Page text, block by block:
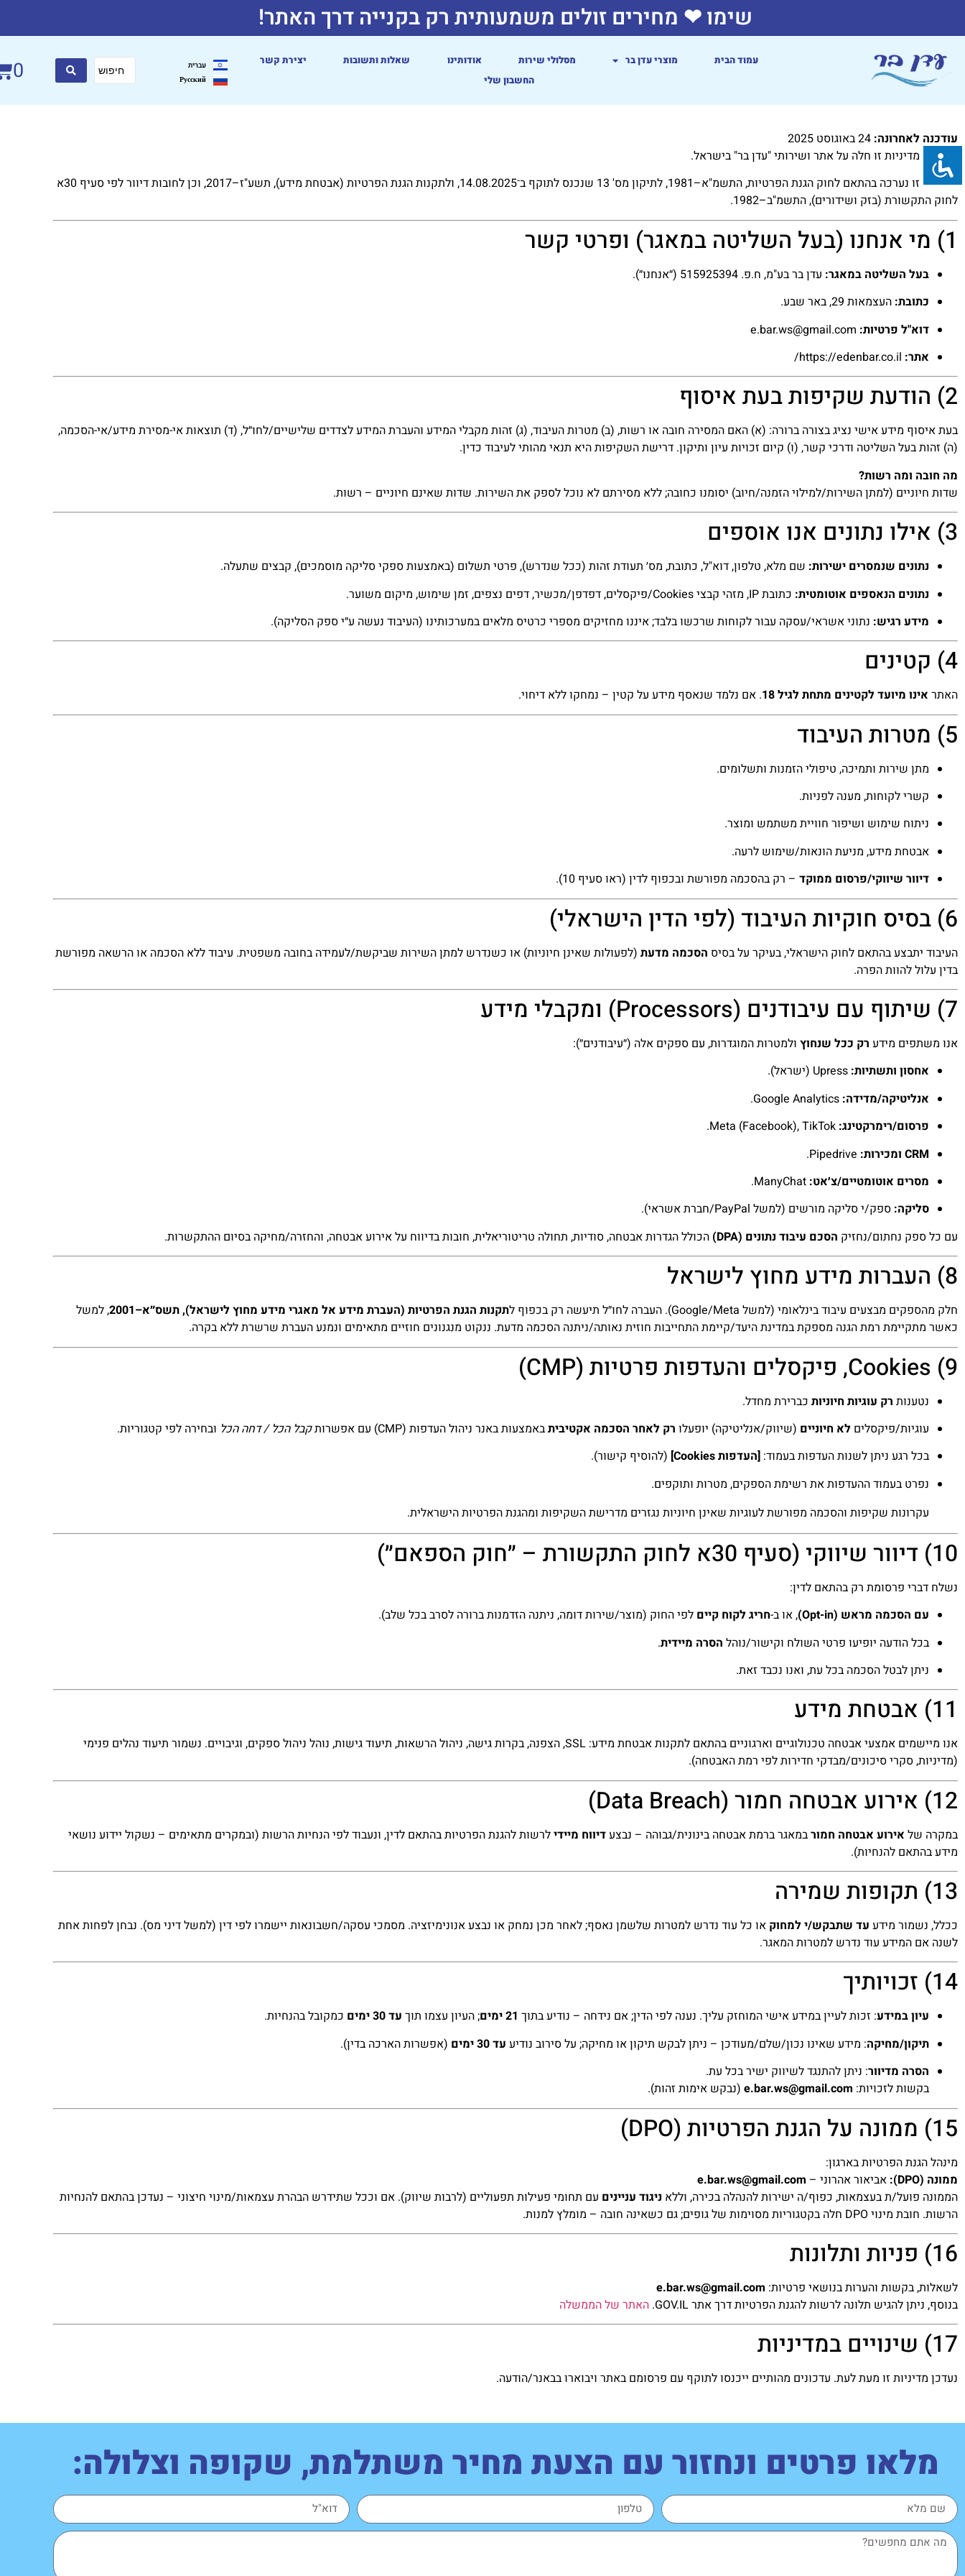
שימו ❤ מחירים זולים משמעותית רק בקנייה דרך האתר!
עמוד הבית מוצרי עדן בר מסלולי שירות אודותינו שאלות ותשובות
יצירת קשר
החשבון שלי
עברית
Русский
0
עודכנה לאחרונה:
תחולה:
מדיניות זו חלה על אתר ושירותי "עדן בר" בישראל.
מדיניות זו נערכה בהתאם לחוק הגנת הפרטיות, התשמ"א–1981, לתיקון מס' 13 שנכנס לתוקף ב־14.08.2025, ולתקנות הגנת הפרטיות (אבטחת מידע), תשע"ז–2017, וכן לחובות דיוור לפי סעיף 30א
לחוק התקשורת (בזק ושידורים), התשמ"ב–1982.
1) מי אנחנו (בעל השליטה במאגר) ופרטי קשר
בעל השליטה במאגר: עדן בר בע"מ, ח.פ. 515925394 (״אנחנו״).
כתובת: העצמאות 29, באר שבע.
דוא"ל פרטיות: e.bar.ws@gmail.com
אתר:
2) הודעת שקיפות בעת איסוף
בעת איסוף מידע אישי נציג בצורה ברורה: (א) האם המסירה חובה או רשות, (ב) מטרות העיבוד, (ג) זהות מקבלי המידע והעברת המידע לצדדים שלישיים/לחו״ל, (ד) תוצאות אי-מסירת מידע/אי-הסכמה,
(ה) זהות בעל השליטה ודרכי קשר, (ו) קיום זכויות עיון ותיקון. דרישת השקיפות היא תנאי מהותי לעיבוד כדין.
מה חובה ומה רשות?
שדות חיוניים (למתן השירות/למילוי הזמנה/חיוב) יסומנו כחובה; ללא מסירתם לא נוכל לספק את השירות. שדות שאינם חיוניים – רשות.
3) אילו נתונים אנו אוספים
נתונים שנמסרים ישירות: שם מלא, טלפון, דוא"ל, כתובת, מס׳ תעודת זהות (ככל שנדרש), פרטי תשלום (באמצעות ספקי סליקה מוסמכים), קבצים שתעלה.
נתונים הנאספים אוטומטית: כתובת IP, מזהי קבצי Cookies/פיקסלים, דפדפן/מכשיר, דפים נצפים, זמן שימוש, מיקום משוער.
מידע רגיש: נתוני אשראי/עסקה עבור לקוחות שרכשו בלבד; איננו מחזיקים מספרי כרטיס מלאים במערכותינו (העיבוד נעשה ע״י ספק הסליקה).
4) קטינים
האתר אינו מיועד לקטינים מתחת לגיל 18 . אם נלמד שנאסף מידע על קטין – נמחקו ללא דיחוי.
5) מטרות העיבוד
מתן שירות ותמיכה, טיפולי הזמנות ותשלומים.
קשרי לקוחות, מענה לפניות.
ניתוח שימוש ושיפור חוויית משתמש ומוצר.
אבטחת מידע, מניעת הונאות/שימוש לרעה.
דיוור שיווקי/פרסום ממוקד – רק בהסכמה מפורשת ובכפוף לדין (ראו סעיף 10).
6) בסיס חוקיות העיבוד (לפי הדין הישראלי)
העיבוד יתבצע בהתאם לחוק הישראלי, בעיקר על בסיס הסכמה מדעת (לפעולות שאינן חיוניות) או כשנדרש למתן השירות שביקשת/לעמידה בחובה משפטית. עיבוד ללא הסכמה או הרשאה מפורשת
בדין עלול להוות הפרה.
7) שיתוף עם עיבודנים (Processors) ומקבלי מידע
אנו משתפים מידע רק ככל שנחוץ ולמטרות המוגדרות, עם ספקים אלה (״עיבודנים״):
אחסון ותשתיות:
אנליטיקה/מדידה:
פרסום/רימרקטינג:
CRM ומכירות:
מסרים אוטומטיים/צ׳אט:
סליקה: ספק/י סליקה מורשים (למשל PayPal/חברת אשראי).
עם כל ספק נחתום/נחזיק הסכם עיבוד נתונים (DPA) הכולל הגדרות אבטחה, סודיות, תחולה טריטוריאלית, חובות בדיווח על אירוע אבטחה, והחזרה/מחיקה בסיום ההתקשרות.
8) העברות מידע מחוץ לישראל
חלק מהספקים מבצעים עיבוד בינלאומי (למשל Google/Meta). העברה לחו״ל תיעשה רק בכפוף ל תקנות הגנת הפרטיות (העברת מידע אל מאגרי מידע מחוץ לישראל), תשס״א–2001
, למשל
כאשר מתקיימת רמת הגנה מספקת במדינת היעד/קיימת התחייבות חוזית נאותה/ניתנה הסכמה מדעת. ננקוט מנגנונים חוזיים מתאימים ונמנע העברת שרשרת ללא בקרה.
9) Cookies, פיקסלים והעדפות פרטיות (CMP)
נטענות רק עוגיות חיוניות כברירת מחדל.
עוגיות/פיקסלים לא חיוניים (שיווק/אנליטיקה) יופעלו רק לאחר הסכמה אקטיביתבאמצעות באנר ניהול העדפות (CMP) עם אפשרות קבל הכל / דחה הכל ובחירה לפי קטגוריות.
בכל רגע ניתן לשנות העדפות בעמוד: [העדפות Cookies]
(להוסיף קישור).
נפרט בעמוד ההעדפות את רשימת הספקים, מטרות ותוקפים.
עקרונות שקיפות והסכמה מפורשת לעוגיות שאינן חיוניות נגזרים מדרישת השקיפות ומהגנת הפרטיות הישראלית.
10) דיוור שיווקי (סעיף 30א לחוק התקשורת – ״חוק הספאם״)
נשלח דברי פרסומת רק בהתאם לדין:
עם הסכמה מראש (Opt-in)
, או ב-חריג לקוח קיים לפי החוק (מוצר/שירות דומה, ניתנה הזדמנות ברורה לסרב בכל שלב).
בכל הודעה יופיעו פרטי השולח וקישור/נוהל הסרה מיידית.
ניתן לבטל הסכמה בכל עת, ואנו נכבד זאת.
11) אבטחת מידע
אנו מיישמים אמצעי אבטחה טכנולוגיים וארגוניים בהתאם לתקנות אבטחת מידע: SSL, הצפנה, בקרות גישה, ניהול הרשאות, תיעוד גישות, נוהל ניהול ספקים, וגיבויים. נשמור תיעוד נהלים פנימי
(מדיניות, סקרי סיכונים/מבדקי חדירות לפי רמת האבטחה).
12) אירוע אבטחה חמור (Data Breach)
במקרה של אירוע אבטחה חמורבמאגר ברמת אבטחה בינונית/גבוהה – נבצעדיווח מיידילרשות להגנת הפרטיות בהתאם לדין, ונעבוד לפי הנחיות הרשות (ובמקרים מתאימים – נשקול יידוע נושאי
מידע בהתאם להנחיות).
13) תקופות שמירה
ככלל, נשמור מידע עד שתבקש/י למחוק או כל עוד נדרש למטרות שלשמן נאסף; לאחר מכן נמחק או נבצע אנונימיזציה. מסמכי עסקה/חשבונאות יישמרו לפי דין (למשל דיני מס). נבחן לפחות אחת
לשנה אם המידע עוד נדרש למטרות המאגר.
14) זכויותיך
עיון במידע: זכות לעיין במידע אישי המוחזק עליך. נענה לפי הדין; אם נידחה – נודיע בתוך 21 ימים ; העיון עצמו תוך עד 30 ימים
כמקובל בהנחיות.
תיקון/מחיקה: מידע שאינו נכון/שלם/מעודכן – ניתן לבקש תיקון או מחיקה; על סירוב נודיע עד 30 ימים
(אפשרות הארכה בדין).
הסרה מדיוור: ניתן להתנגד לשיווק ישיר בכל עת.
בקשות לזכויות: e.bar.ws@gmail.com (נבקש אימות זהות).
15) ממונה על הגנת הפרטיות (DPO)
מינהל הגנת הפרטיות בארגון:
ממונה (DPO):
אביאור אהרוני – e.bar.ws@gmail.com
הממונה פועל/ת בעצמאות, כפוף/ה ישירות להנהלה בכירה, וללא ניגוד עניינים עם תחומי פעילות תפעוליים (לרבות שיווק). אם וככל שתידרש הבהרת עצמאות/מינוי חיצוני – נעדכן בהתאם להנחיות
הרשות. חובת מינוי DPO חלה בקטגוריות מסוימות של גופים; גם כשאינה חובה – מומלץ למנות.
16) פניות ותלונות
לשאלות, בקשות והערות בנושאי פרטיות: e.bar.ws@gmail.com
בנוסף, ניתן להגיש תלונה לרשות להגנת הפרטיות דרך אתר GOV.IL.
האתר של הממשלה
17) שינויים במדיניות
נעדכן מדיניות זו מעת לעת. עדכונים מהותיים ייכנסו לתוקף עם פרסומם באתר ויבוארו בבאנר/הודעה.
מלאו פרטים ונחזור עם הצעת מחיר משתלמת, שקופה וצלולה: